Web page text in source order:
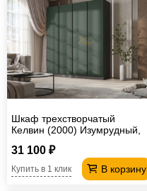
Шкаф трехстворчатый
Келвин (2000) Изумрудный,
31 100 ₽
В корзину
Купить в 1 клик